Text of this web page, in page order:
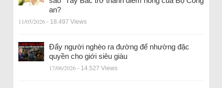
an?
11/05/2026 - 18.497 Views
Đẩy người nghèo ra đường để nhường đặc
quyền cho giới siêu giàu
17/06/2026 - 14.527 Views